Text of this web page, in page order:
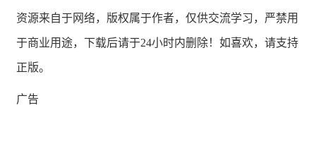
资源来自于网络，版权属于作者，仅供交流学习，严禁用
于商业用途，下载后请于24小时内删除！如喜欢，请支持
正版。
广告